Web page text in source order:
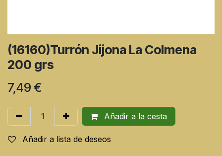
(16160)Turrón Jijona La Colmena
200 grs
7,49 €
Añadir a la cesta
Añadir a lista de deseos